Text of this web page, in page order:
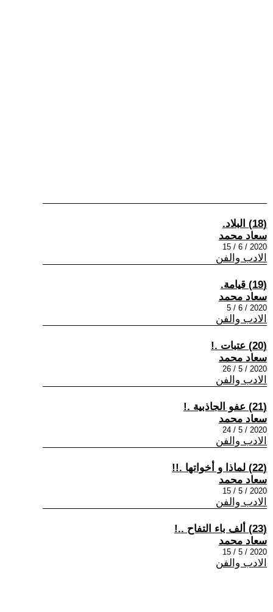
(18) البلاد.
سعاد محمد
2020 / 6 / 15
الادب والفن
(19) قيامة.
سعاد محمد
2020 / 6 / 5
الادب والفن
(20) عتبات .!
سعاد محمد
2020 / 5 / 26
الادب والفن
(21) عفو الجاذبية .!
سعاد محمد
2020 / 5 / 24
الادب والفن
(22) لماذا و أخواتها .!!
سعاد محمد
2020 / 5 / 15
الادب والفن
(23) ألف باء التفاح ..!
سعاد محمد
2020 / 5 / 15
الادب والفن